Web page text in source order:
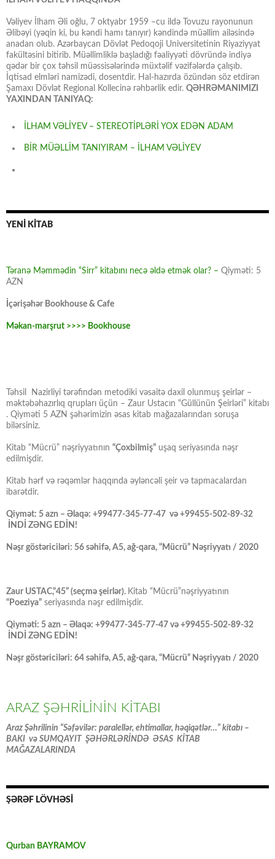
Vəliyev İlham Əli oğlu, 7 oktyabr 1959 –cu ildə Tovuzu rayonunun
Əlibəyi (yəqin ki, bu kəndi hamı tanıyır) kəndində müəllim ailəsində
anadan olub. Azərbaycan Dövlət Pedoqoji Universitetinin Riyaziyyat
fakültəsini bitirib. Müəllimliklə başladığı fəaliyyəti dövründə indiyə
qədər bir çox təhsil müəssisələrində müxtəlif vəzifələrdə çalışıb.
İqtisad elmləri namizədi, dosentdir. Hal-hazırda özündən söz etdirən
Şamaxı Dövlət Regional Kollecinə rəhbərlik edir. QƏHRƏMANIMIZI
YAXINDAN TANIYAQ:
İLHAM VƏLİYEV – STEREOTİPLƏRİ YOX EDƏN ADAM
BİR MÜƏLLİM TANIYIRAM – İLHAM VƏLİYEV
YENİ KİTAB
Təranə Məmmədin “Sirr” kitabını necə əldə etmək olar? – Qiyməti: 5
AZN
İçərişəhər Bookhouse & Cafe
Məkan-marşrut >>>> Bookhouse
Təhsil Nazirliyi tərəfindən metodiki vəsaitə daxil olunmuş şeirlər –
məktəbəhazırlıq qrupları üçün – Zaur Ustacın “Güllünün Şeirləri” kitabı
. Qiyməti 5 AZN şəhərimizin əsas kitab mağazalarından soruşa
bilərsiniz.
Kitab “Mücrü” nəşriyyatının “Çoxbilmiş” uşaq seriyasında nəşr
edilmişdir.
Kitab hərf və rəqəmlər haqqında əyləncəli şeir və tapmacalardan
ibarətdir.
Qiymət: 5 azn – Əlaqə: +99477-345-77-47 və +99455-502-89-32
İNDİ ZƏNG EDİN!
Nəşr göstəriciləri: 56 səhifə, A5, ağ-qara, “Mücrü” Nəşriyyatı / 2020
Zaur USTAC,“45” (seçmə şeirlər). Kitab “Mücrü”nəşriyyatının
“Poeziya” seriyasında nəşr edilmişdir.
Qiyməti: 5 azn – Əlaqə: +99477-345-77-47 və +99455-502-89-32
İNDİ ZƏNG EDİN!
Nəşr göstəriciləri: 64 səhifə, A5, ağ-qara, “Mücrü” Nəşriyyatı / 2020
ARAZ ŞƏHRİLİNİN KİTABI
Araz Şəhrilinin “Səfəvilər: paralellər, ehtimallar, həqiqətlər…” kitabı –
BAKI və SUMQAYIT ŞƏHƏRLƏRİNDƏ ƏSAS KİTAB
MAĞAZALARINDA
ŞƏRƏF LÖVHƏSİ
Qurban BAYRAMOV